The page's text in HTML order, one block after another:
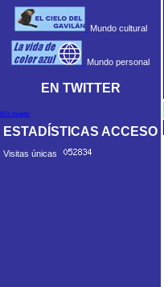
Mundo cultural
Mundo personal
EN TWITTER
Mis tweets
ESTADÍSTICAS ACCESO
Visitas únicas